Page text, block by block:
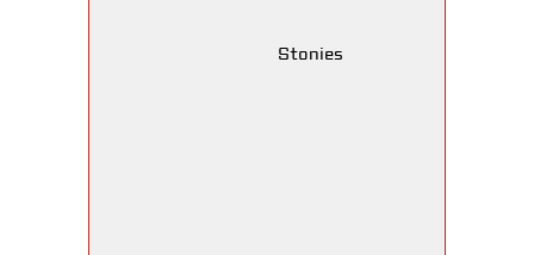
Stonies